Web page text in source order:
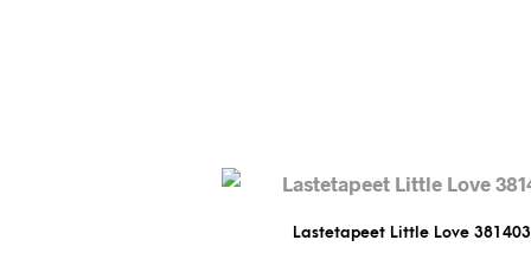
Lastetapeet Little Love 381403